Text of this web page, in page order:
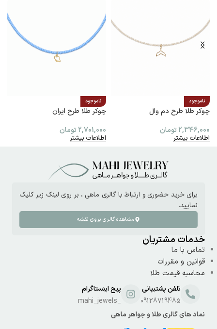
ناموجود
چوکر طلا طرح دم وال
2,346,000 تومان
اطلاعات بیشتر
ناموجود
چوکر طلا طرح ایران
2,701,000 تومان
اطلاعات بیشتر
برای خرید حضوری و ارتباط با گالری ماهی ، بر روی لینک زیر کلیک
نمایید.
مشاهده گالری بروی نقشه
خدمات مشتریان
تماس با ما
قوانین و مقررات
محاسبه قیمت طلا
تلفن پشتیبانی
09128719485
پیج اینستاگرام
_mahi_jewels
نماد های گالری طلا و جواهر ماهی